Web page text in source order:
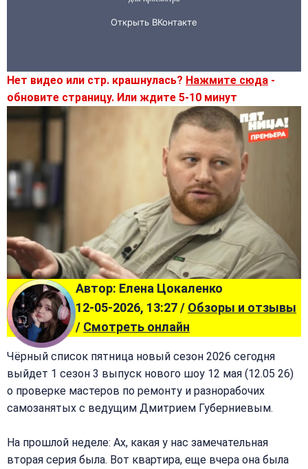
Нет видео или стр. крашнулась? Нажмите сюда -
обновите страницу. Или ждите 5-10 минут
Автор: Елена Цокаленко
12-05-2026, 13:27 / Обзоры и отзывы
/ Смотреть онлайн
Чёрный список пятница новый сезон 2026 сегодня
выйдет 1 сезон 3 выпуск нового шоу 12 мая (12.05 26)
о проверке мастеров по ремонту и разнорабочих
самозанятых с ведущим Дмитрием Губерниевым.
На прошлой неделе: Ах, какая у нас замечательная
вторая серия была. Вот квартира, еще вчера она была